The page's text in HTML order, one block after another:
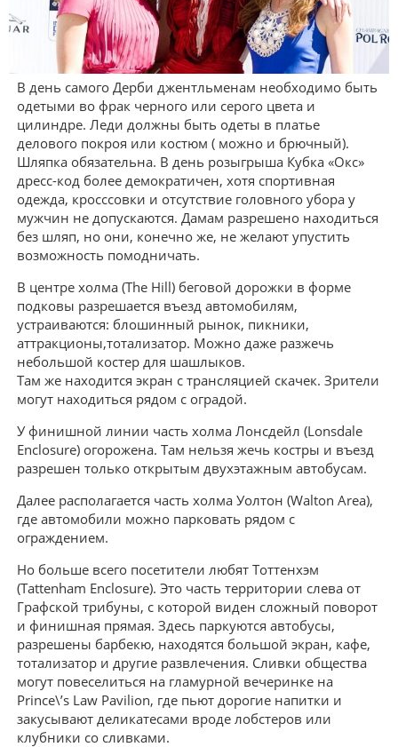
В день самого Дерби джентльменам необходимо быть
одетыми во фрак черного или серого цвета и
цилиндре. Леди должны быть одеты в платье
делового покроя или костюм ( можно и брючный).
Шляпка обязательна. В день розыгрыша Кубка «Окс»
дресс-код более демократичен, хотя спортивная
одежда, кросссовки и отсутствие головного убора у
мужчин не допускаются. Дамам разрешено находиться
без шляп, но они, конечно же, не желают упустить
возможность помодничать.
В центре холма (The Hill) беговой дорожки в форме
подковы разрешается въезд автомобилям,
устраиваются: блошинный рынок, пикники,
аттракционы,тотализатор. Можно даже разжечь
небольшой костер для шашлыков.
Там же находится экран с трансляцией скачек. Зрители
могут находиться рядом с оградой.
У финишной линии часть холма Лонсдейл (Lonsdale
Enclosure) огорожена. Там нельзя жечь костры и въезд
разрешен только открытым двухэтажным автобусам.
Далее располагается часть холма Уолтон (Walton Area),
где автомобили можно парковать рядом с
ограждением.
Но больше всего посетители любят Тоттенхэм
(Tattenham Enclosure). Это часть территории слева от
Графской трибуны, с которой виден сложный поворот
и финишная прямая. Здесь паркуются автобусы,
разрешены барбекю, находятся большой экран, кафе,
тотализатор и другие развлечения. Сливки общества
могут повеселиться на гламурной вечеринке на
Prince\’s Law Pavilion, где пьют дорогие напитки и
закусывают деликатесами вроде лобстеров или
клубники со сливками.